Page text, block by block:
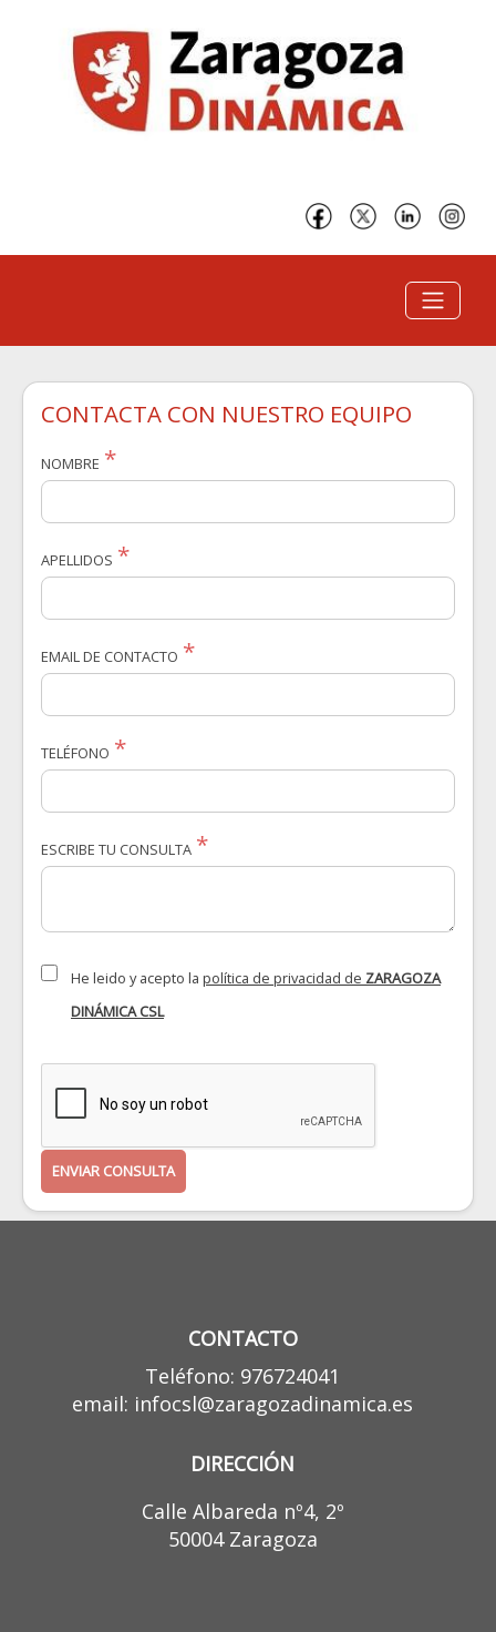
CONTACTA CON NUESTRO EQUIPO
NOMBRE
APELLIDOS
EMAIL DE CONTACTO
TELÉFONO
ESCRIBE TU CONSULTA
He leido y acepto la política de privacidad de ZARAGOZA
DINÁMICA CSL
ENVIAR CONSULTA
CONTACTO
Teléfono: 976724041
email: infocsl@zaragozadinamica.es
DIRECCIÓN
Calle Albareda nº4, 2º
50004 Zaragoza